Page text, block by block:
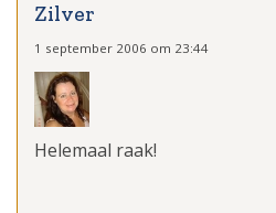
Zilver
1 september 2006 om 23:44
Helemaal raak!